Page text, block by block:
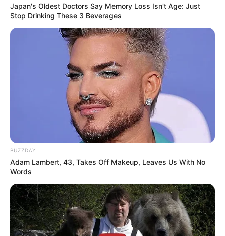
Who Will Be the Next James Bond? Here's What We
Know So Far
BRAINBERRIES
Japan's Oldest Doctors Say Memory Loss Isn't Age: Just
Stop Drinking These 3 Beverages
BUZZDAY
Adam Lambert, 43, Takes Off Makeup, Leaves Us With No
Words